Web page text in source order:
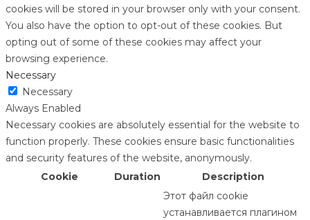
cookies will be stored in your browser only with your consent.
You also have the option to opt-out of these cookies. But
opting out of some of these cookies may affect your
browsing experience.
Necessary
Necessary
Always Enabled
Necessary cookies are absolutely essential for the website to
function properly. These cookies ensure basic functionalities
and security features of the website, anonymously.
Cookie
Duration Description
Этот файл cookie
устанавливается плагином